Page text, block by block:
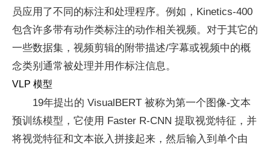
员应用了不同的标注和处理程序。例如，Kinetics-400
包含许多带有动作类标注的动作相关视频。对于其它的
一些数据集，视频剪辑的附带描述/字幕或视频中的概
念类别通常被处理并用作标注信息。
VLP 模型
19年提出的 VisualBERT 被称为第一个图像-文本
预训练模型，它使用 Faster R-CNN 提取视觉特征，并
将视觉特征和文本嵌入拼接起来，然后输入到单个由